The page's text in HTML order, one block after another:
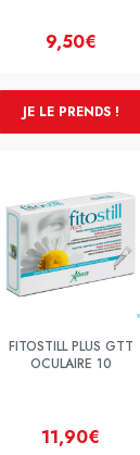
9,50€
JE LE PRENDS !
FITOSTILL PLUS GTT
OCULAIRE 10
11,90€